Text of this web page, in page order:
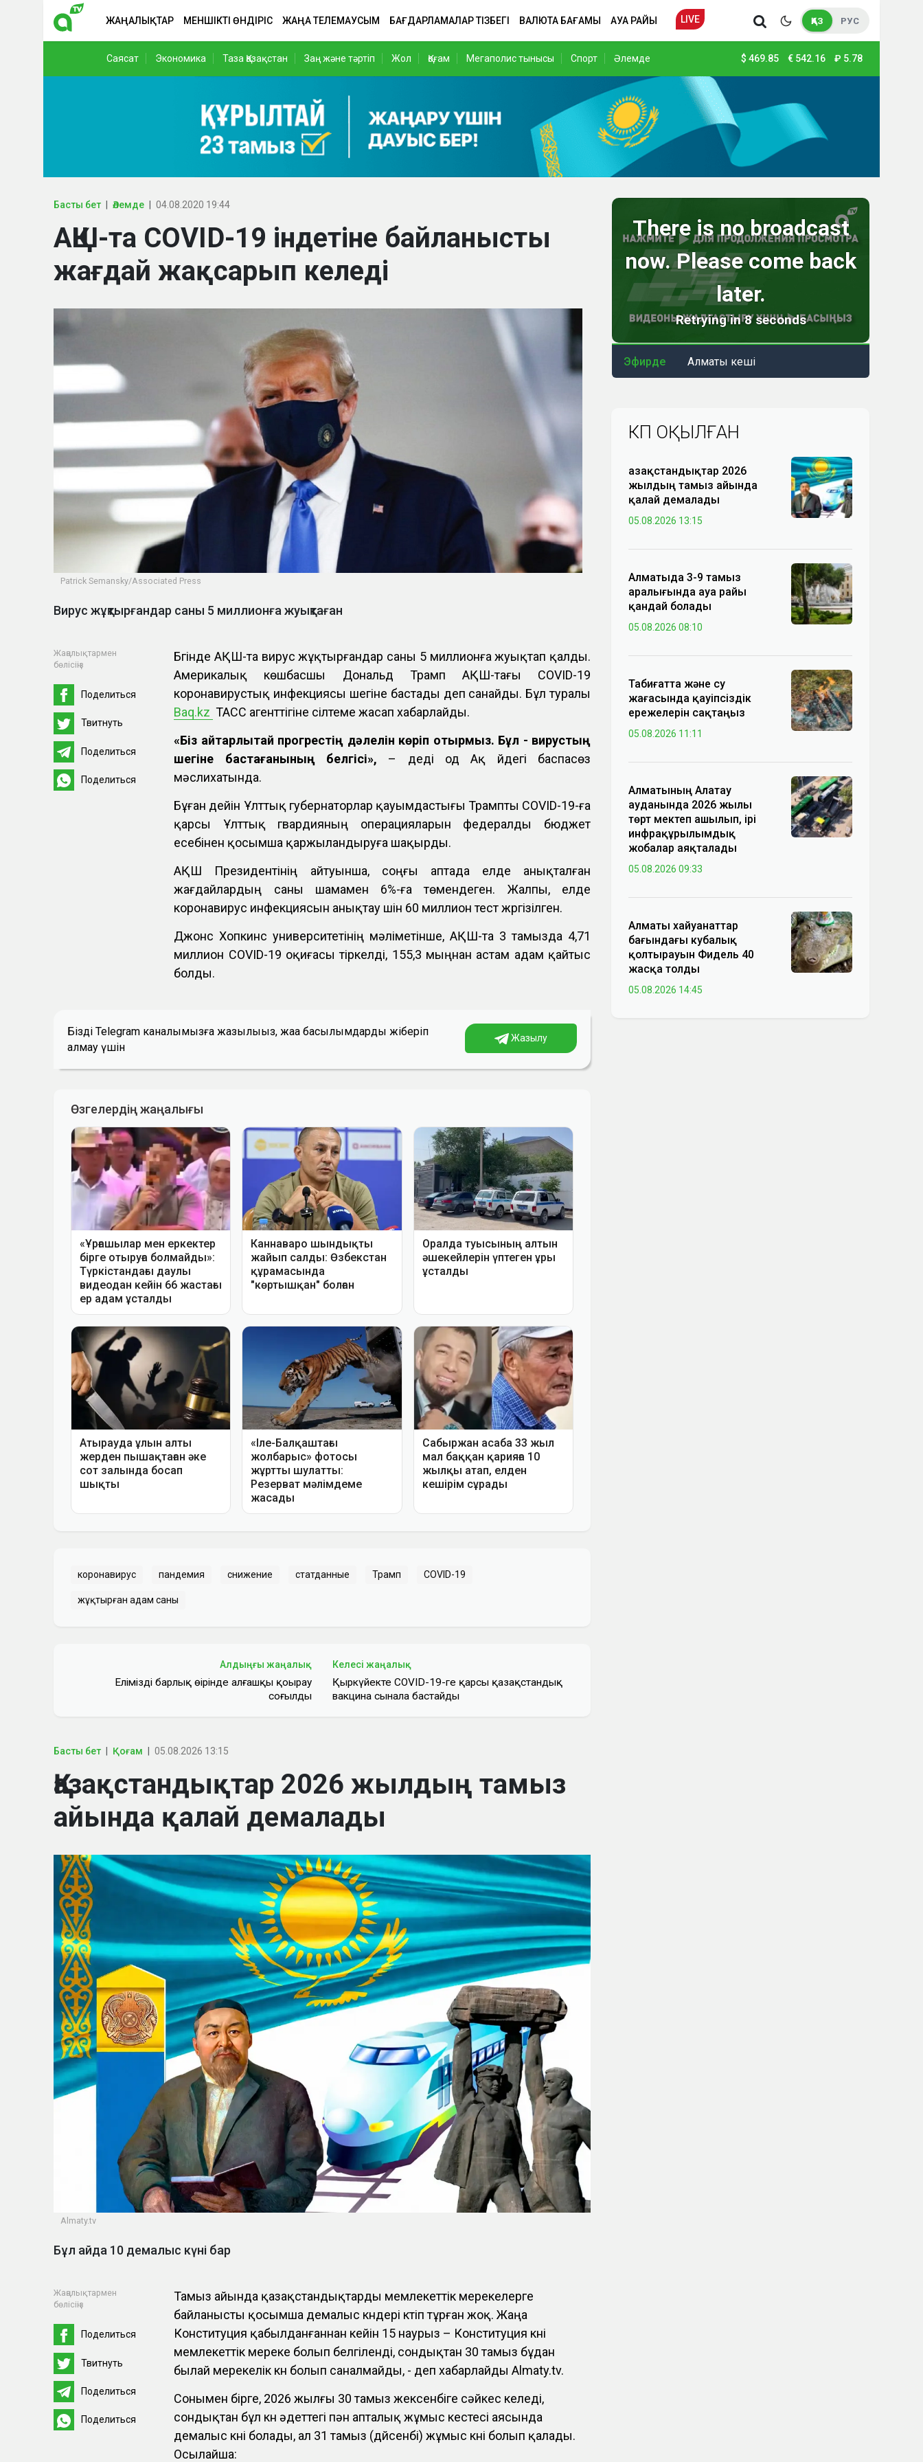
ЖАҢАЛЫҚТАР МЕНШІКТІ ӨНДІРІС ЖАҢА ТЕЛЕМАУСЫМ БАҒДАРЛАМАЛАР ТІЗБЕГІ ВАЛЮТА БАҒАМЫ АУА РАЙЫ LIVE ҚАЗ РУС
Саясат Экономика Таза Қазақстан Заң және тәртіп Жол Қоғам Мегаполис тынысы Спорт Әлемде $ 469.85 € 542.16 ₽ 5.78
Басты бет Әлемде 04.08.2020 19:44
АҚШ-та COVID-19 індетіне байланысты
жағдай жақсарып келеді
Patrick Semansky/Associated Press
Вирус жұқтырғандар саны 5 миллионға жуықтаған
Жаңалықтармен
бөлісіңіз
Поделиться
Твитнуть
Поделиться
Поделиться
Бүгінде АҚШ-та вирус жұқтырғандар саны 5 миллионға жуықтап қалды.
Америкалық көшбасшы Дональд Трамп АҚШ-тағы COVID-19
коронавирустық инфекциясы шегіне бастады деп санайды. Бұл туралы
Baq.kz ТАСС агенттігіне сілтеме жасап хабарлайды.
«Біз айтарлықтай прогрестің дәлелін көріп отырмыз. Бұл - вирустың
шегіне бастағанының белгісі», – деді од Ақ үйдегі баспасөз
мәслихатында.
Бұған дейін Ұлттық губернаторлар қауымдастығы Трампты COVID-19-ға
қарсы Ұлттық гвардияның операцияларын федералды бюджет
есебінен қосымша қаржыландыруға шақырды.
АҚШ Президентінің айтуынша, соңғы аптада елде анықталған
жағдайлардың саны шамамен 6%-ға төмендеген. Жалпы, елде
коронавирус инфекциясын анықтау үшін 60 миллион тест жүргізілген.
Джонс Хопкинс университетінің мәліметінше, АҚШ-та 3 тамызда 4,71
миллион COVID-19 оқиғасы тіркелді, 155,3 мыңнан астам адам қайтыс
болды.
Біздің Telegram каналымызға жазылыңыз, жаңа басылымдарды жіберіп
алмау үшін
Жазылу
коронавирус пандемия снижение статданные Трамп COVID-19
жұқтырған адам саны
Алдыңғы жаңалық
Еліміздің барлық өңірінде алғашқы қоңырау
соғылды
Келесі жаңалық
Қыркүйекте COVID-19-ге қарсы қазақстандық
вакцина сынала бастайды
Басты бет Қоғам 05.08.2026 13:15
Қазақстандықтар 2026 жылдың тамыз
айында қалай демалады
Almaty.tv
Бұл айда 10 демалыс күні бар
Жаңалықтармен
бөлісіңіз
Поделиться
Твитнуть
Поделиться
Поделиться
Тамыз айында қазақстандықтарды мемлекеттік мерекелерге
байланысты қосымша демалыс күндері күтіп тұрған жоқ. Жаңа
Конституция қабылданғаннан кейін 15 наурыз – Конституция күні
мемлекеттік мереке болып белгіленді, сондықтан 30 тамыз бұдан
былай мерекелік күн болып саналмайды, - деп хабарлайды Almaty.tv.
Сонымен бірге, 2026 жылғы 30 тамыз жексенбіге сәйкес келеді,
сондықтан бұл күн әдеттегі пән апталық жұмыс кестесі аясында
демалыс күні болады, ал 31 тамыз (дүйсенбі) жұмыс күні болып қалады.
Осылайша:
Эфирде Алматы кеші
КӨП ОҚЫЛҒАН
Қазақстандықтар 2026
жылдың тамыз айында
қалай демалады
05.08.2026 13:15
Алматыда 3-9 тамыз
аралығында ауа райы
қандай болады
05.08.2026 08:10
Табиғатта және су
жағасында қауіпсіздік
ережелерін сақтаңыз
05.08.2026 11:11
Алматының Алатау
ауданында 2026 жылы
төрт мектеп ашылып, ірі
инфрақұрылымдық
жобалар аяқталады
05.08.2026 09:33
Алматы хайуанаттар
бағындағы кубалық
қолтырауын Фидель 40
жасқа толды
05.08.2026 14:45